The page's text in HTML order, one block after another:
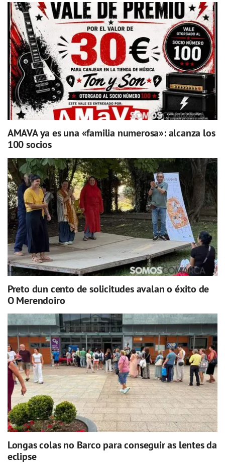
AMAVA ya es una «familia numerosa»: alcanza los
100 socios
Preto dun cento de solicitudes avalan o éxito de
O Merendoiro
Longas colas no Barco para conseguir as lentes da
eclipse